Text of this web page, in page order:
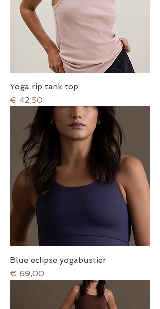
Yoga rip tank top
Prijs
€ 42,50
Blue eclipse yogabustier
Prijs
€ 69,00